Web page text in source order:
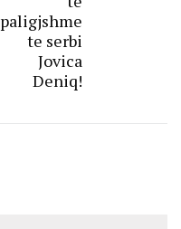
paligjshme
te serbi
Jovica
Deniq!